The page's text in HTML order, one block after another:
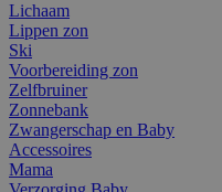
Lichaam
Lippen zon
Ski
Voorbereiding zon
Zelfbruiner
Zonnebank
Zwangerschap en Baby
Accessoires
Mama